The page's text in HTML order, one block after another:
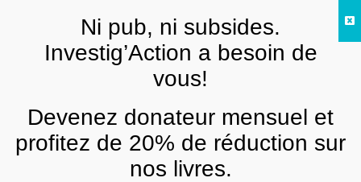
FRNi pub, ni subsides.
Investig’Action a besoin de
vous!
Devenez donateur mensuel et
profitez de 20% de réduction sur
nos livres.